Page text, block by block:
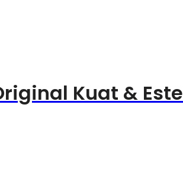
Kuat &